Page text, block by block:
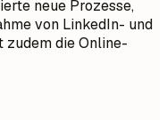
neue Prozesse,
von LinkedIn- und
zudem die Online-